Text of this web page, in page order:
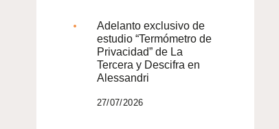
Adelanto exclusivo de
estudio “Termómetro de
Privacidad” de La
Tercera y Descifra en
Alessandri
27/07/2026